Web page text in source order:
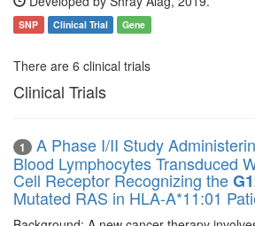
SNP Clinical Trial Gene
There are 6 clinical trials
Clinical Trials
1
A Phase I/II Study
Blood Lymphocytes Transduced
Cell Receptor Recognizing the
Mutated RAS in HLA-A*11:01